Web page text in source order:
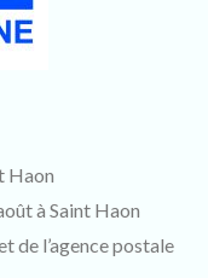
Haon
à Saint Haon
de l’agence postale